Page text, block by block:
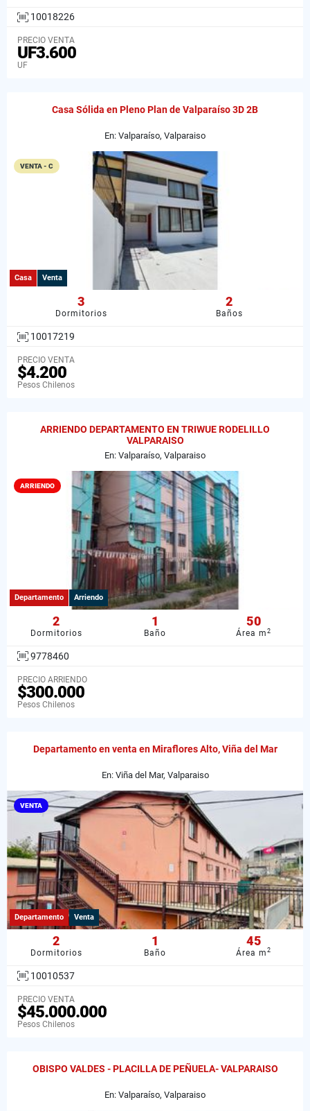
10018226
PRECIO VENTA
UF3.600
UF
Casa Sólida en Pleno Plan de Valparaíso 3D 2B
En: Valparaíso, Valparaiso
VENTA - C
Casa Venta
3
Dormitorios
2
Baños
10017219
PRECIO VENTA
$4.200
Pesos Chilenos
ARRIENDO DEPARTAMENTO EN TRIWUE RODELILLO
VALPARAISO
En: Valparaíso, Valparaiso
ARRIENDO
Departamento Arriendo
2
Dormitorios
1
Baño
50
Área m2
9778460
PRECIO ARRIENDO
$300.000
Pesos Chilenos
Departamento en venta en Miraflores Alto, Viña del Mar
En: Viña del Mar, Valparaiso
VENTA
Departamento Venta
2
Dormitorios
1
Baño
45
Área m2
10010537
PRECIO VENTA
$45.000.000
Pesos Chilenos
OBISPO VALDES - PLACILLA DE PEÑUELA- VALPARAISO
En: Valparaíso, Valparaiso